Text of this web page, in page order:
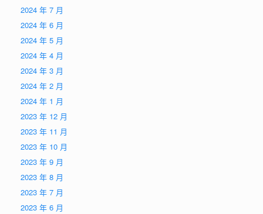
2024 年 7 月
2024 年 6 月
2024 年 5 月
2024 年 4 月
2024 年 3 月
2024 年 2 月
2024 年 1 月
2023 年 12 月
2023 年 11 月
2023 年 10 月
2023 年 9 月
2023 年 8 月
2023 年 7 月
2023 年 6 月